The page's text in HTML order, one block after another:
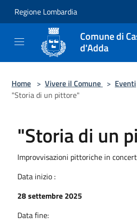
Regione Lombardia
Comune di
d'Adda
Home > Vivere il Comune > Eventi
"Storia di un pittore"
"Storia di un
Improvvisazioni pittoriche in
Data inizio :
28 settembre 2025
Data fine: